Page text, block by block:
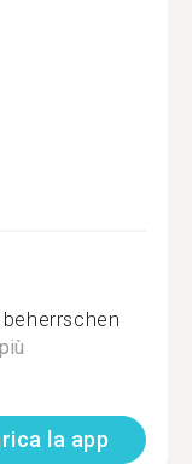
la app